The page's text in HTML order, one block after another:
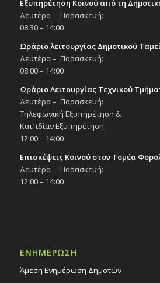
Εξυπηρέτηση Κοινού από τη
Δευτέρα – Παρασκευή:
08:30 – 14:00
Ωράριο λειτουργίας Δημοτικού
Δευτέρα – Παρασκευή:
08:00 – 14:00
Ωράριο Λειτουργίας Τεχνικού
Δευτέρα – Παρασκευή:
Τηλεφωνική Εξυπηρέτηση &
Κατ’ ιδίαν Εξυπηρέτηση:
12:00 – 14:00
Επισκέψεις Κοινού στον Τομέα
Δευτέρα – Παρασκευή:
12:00 – 14:00
ΕΝΗΜΕΡΩΣΗ
Άμεση Ενημέρωση Δημοτών